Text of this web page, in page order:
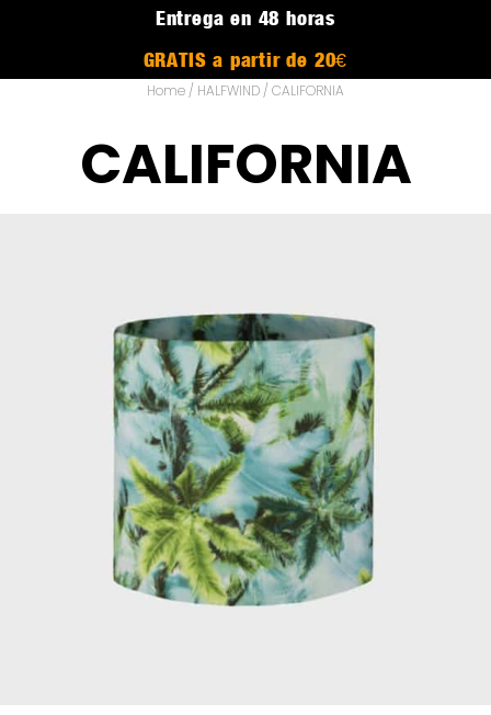
Entrega en 48 horas
GRATIS a partir de 20€
Home / HALFWIND / CALIFORNIA
CALIFORNIA